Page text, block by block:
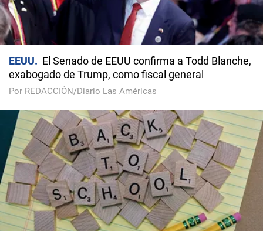
EEUU
El Senado de EEUU confirma a Todd Blanche,
exabogado de Trump, como fiscal general
Por REDACCIÓN/Diario Las Américas